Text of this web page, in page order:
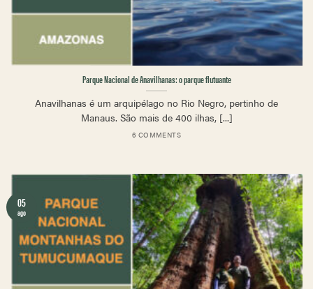
Parque Nacional de Anavilhanas: o parque flutuante
Anavilhanas é um arquipélago no Rio Negro, pertinho de
Manaus. São mais de 400 ilhas, [...]
6 COMMENTS
05
ago